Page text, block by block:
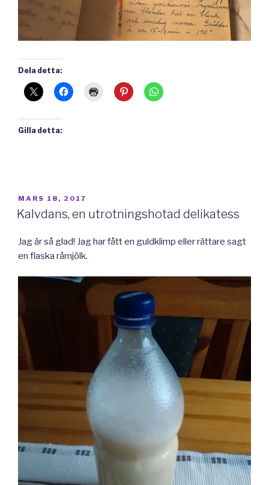
Dela detta:
Gilla detta:
PUBLICERAT
MARS 18, 2017
Kalvdans, en utrotningshotad delikatess
Jag är så glad! Jag har fått en guldklimp eller rättare sagt
en flaska råmjölk.